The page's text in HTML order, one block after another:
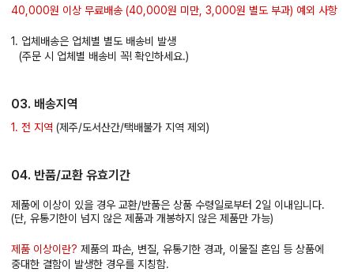
40,000원 이상 무료배송 (40,000원 미만, 3,000원 별도 부과) 예외 사항
1. 업체배송은 업체별 별도 배송비 발생
(주문 시 업체별 배송비 꼭! 확인하세요.)
03. 배송지역
1. 전 지역 (제주/도서산간/택배불가 지역 제외)
04. 반품/교환 유효기간
제품에 이상이 있을 경우 교환/반품은 상품 수령일로부터 2일 이내입니다.
(단, 유통기한이 넘지 않은 제품과 개봉하지 않은 제품만 가능)
제품 이상이란? 제품의 파손, 변질, 유통기한 경과, 이물질 혼입 등 상품에
중대한 결함이 발생한 경우를 지칭함.